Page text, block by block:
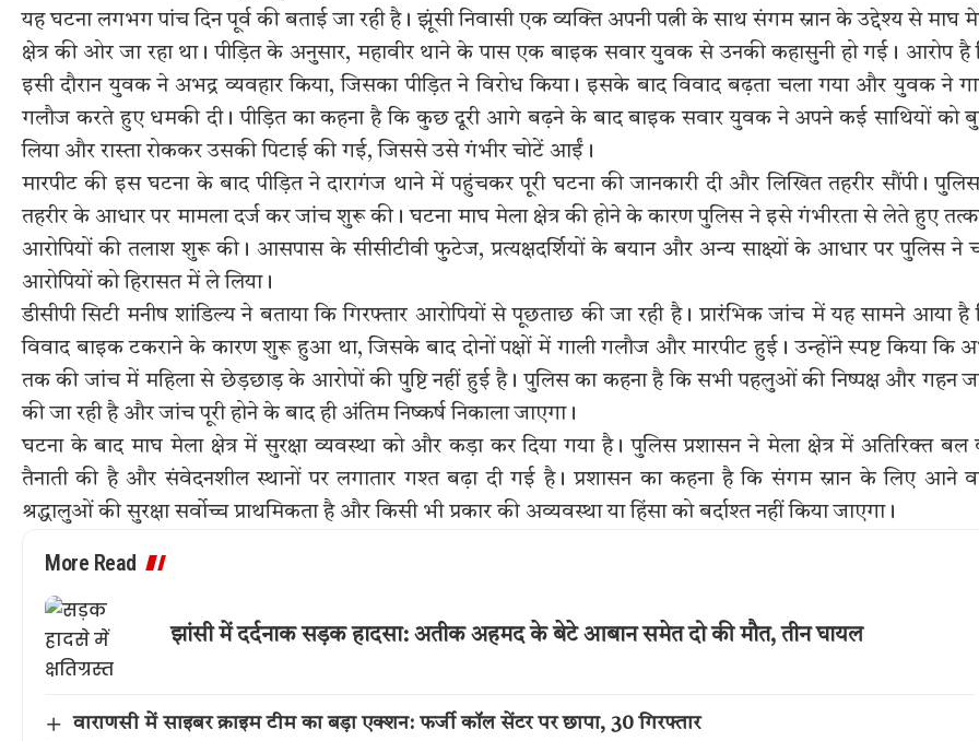
यह घटना लगभग पांच दिन पूर्व की बताई जा रही है। झूंसी निवासी एक व्यक्ति अपनी पत्नी के साथ संगम स्नान के उद्देश्य से माघ
क्षेत्र की ओर जा रहा था। पीड़ित के अनुसार, महावीर थाने के पास एक बाइक सवार युवक से उनकी कहासुनी हो गई। आरोप है
इसी दौरान युवक ने अभद्र व्यवहार किया, जिसका पीड़ित ने विरोध किया। इसके बाद विवाद बढ़ता चला गया और युवक ने
गलौज करते हुए धमकी दी। पीड़ित का कहना है कि कुछ दूरी आगे बढ़ने के बाद बाइक सवार युवक ने अपने कई साथियों को
लिया और रास्ता रोककर उसकी पिटाई की गई, जिससे उसे गंभीर चोटें आईं।
मारपीट की इस घटना के बाद पीड़ित ने दारागंज थाने में पहुंचकर पूरी घटना की जानकारी दी और लिखित तहरीर सौंपी।
तहरीर के आधार पर मामला दर्ज कर जांच शुरू की। घटना माघ मेला क्षेत्र की होने के कारण पुलिस ने इसे गंभीरता से लेते हुए
आरोपियों की तलाश शुरू की। आसपास के सीसीटीवी फुटेज, प्रत्यक्षदर्शियों के बयान और अन्य साक्ष्यों के आधार पर पुलिस ने
आरोपियों को हिरासत में ले लिया।
डीसीपी सिटी मनीष शांडिल्य ने बताया कि गिरफ्तार आरोपियों से पूछताछ की जा रही है। प्रारंभिक जांच में यह सामने आया है
विवाद बाइक टकराने के कारण शुरू हुआ था, जिसके बाद दोनों पक्षों में गाली गलौज और मारपीट हुई। उन्होंने स्पष्ट किया कि
तक की जांच में महिला से छेड़छाड़ के आरोपों की पुष्टि नहीं हुई है। पुलिस का कहना है कि सभी पहलुओं की निष्पक्ष और गहन
की जा रही है और जांच पूरी होने के बाद ही अंतिम निष्कर्ष निकाला जाएगा।
घटना के बाद माघ मेला क्षेत्र में सुरक्षा व्यवस्था को और कड़ा कर दिया गया है। पुलिस प्रशासन ने मेला क्षेत्र में अतिरिक्त बल
तैनाती की है और संवेदनशील स्थानों पर लगातार गश्त बढ़ा दी गई है। प्रशासन का कहना है कि संगम स्नान के लिए आने
श्रद्धालुओं की सुरक्षा सर्वोच्च प्राथमिकता है और किसी भी प्रकार की अव्यवस्था या हिंसा को बर्दाश्त नहीं किया जाएगा।
More Read
झांसी में दर्दनाक सड़क हादसा: अतीक अहमद के बेटे आबान समेत दो की मौत, तीन घायल
वाराणसी में साइबर क्राइम टीम का बड़ा एक्शन: फर्जी कॉल सेंटर पर छापा, 30 गिरफ्तार